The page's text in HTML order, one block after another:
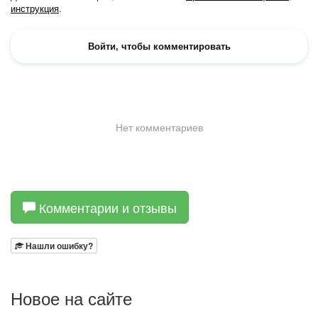
Комментарии и отзывы
Нашли ошибку?
Новое на сайте